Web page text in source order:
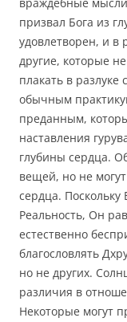
враждебные
призвал Бога из
удовлетворен, и в
другие, которые
плакать в
обычным
преданным,
наставления
глубины сердца.
вещей, но не
сердца.
Реальность, Он
естественно
благословлять
но не других.
различия в
Некоторые могут